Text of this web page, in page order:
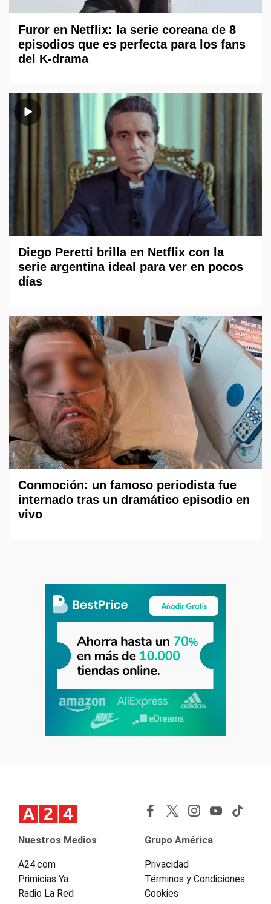
Furor en Netflix: la serie coreana de 8
episodios que es perfecta para los fans
del K-drama
Diego Peretti brilla en Netflix con la
serie argentina ideal para ver en pocos
días
Conmoción: un famoso periodista fue
internado tras un dramático episodio en
vivo
Nuestros Medios
A24.com
Primicias Ya
Radio La Red
Grupo América
Privacidad
Términos y Condiciones
Cookies